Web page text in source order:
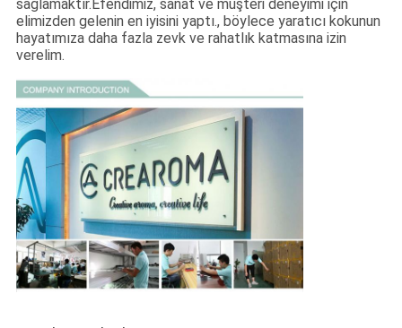
sağlamaktır.Efendimiz, sanat ve müşteri deneyimi için
elimizden gelenin en iyisini yaptı., böylece yaratıcı kokunun
hayatımıza daha fazla zevk ve rahatlık katmasına izin
verelim.